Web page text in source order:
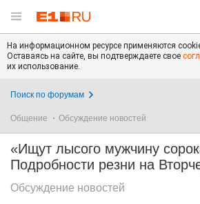
На информационном ресурсе применяются
Оставаясь на сайте, вы подтверждаете свое
их использование.
Поиск по форумам
Общение Обсуждение новостей
«Ищут лысого мужчину
Подробности резни на
Обсуждение новостей